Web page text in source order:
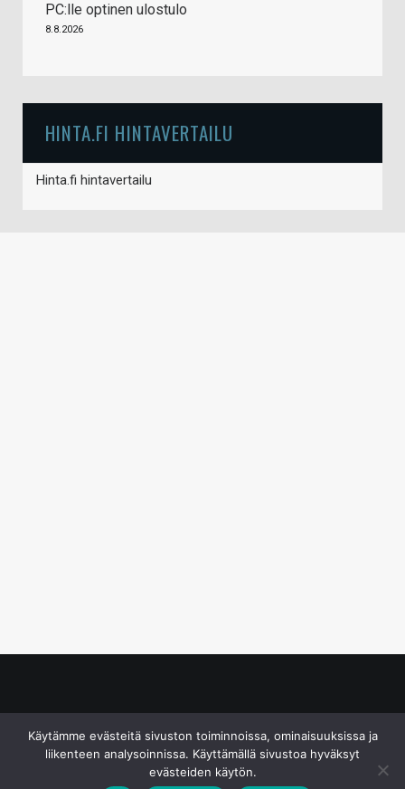
PC:lle optinen ulostulo
8.8.2026
HINTA.FI HINTAVERTAILU
Hinta.fi hintavertailu
Käytämme evästeitä sivuston toiminnoissa, ominaisuuksissa ja
liikenteen analysoinnissa. Käyttämällä sivustoa hyväksyt
evästeiden käytön.